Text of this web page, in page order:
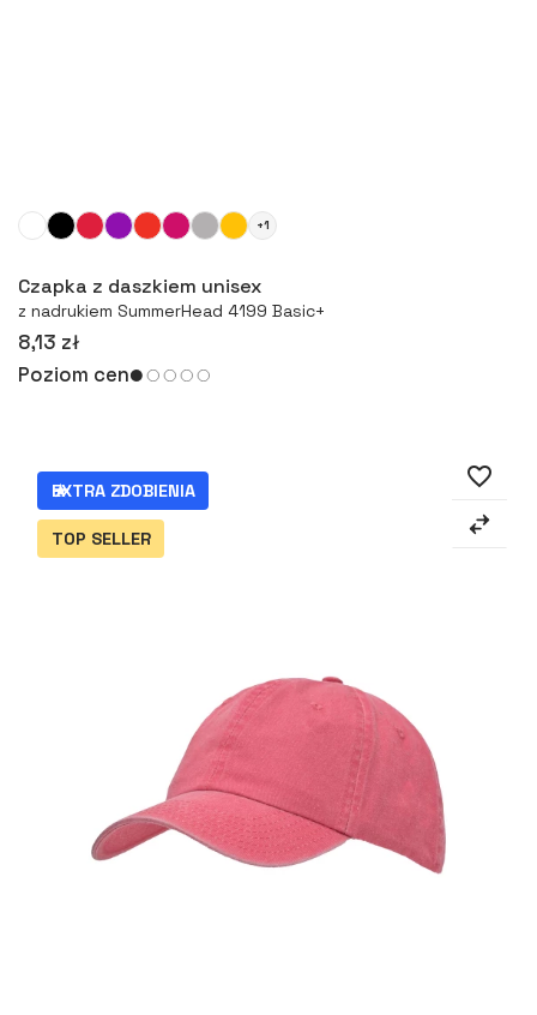
Więcej
+1
Czapka z daszkiem unisex
z nadrukiem SummerHead 4199 Basic+
8,13 zł
Poziom cen
favorite_border
EXTRA ZDOBIENIA
TOP SELLER